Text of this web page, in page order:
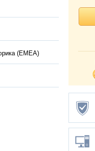
(EMEA)